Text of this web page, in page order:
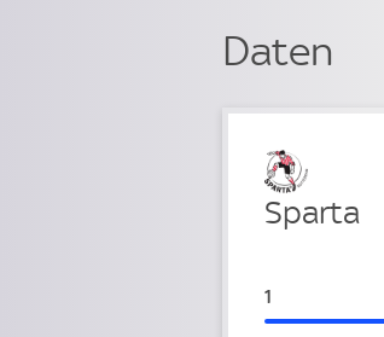
Daten
Verteidigung
Sparta
Sparta:
1